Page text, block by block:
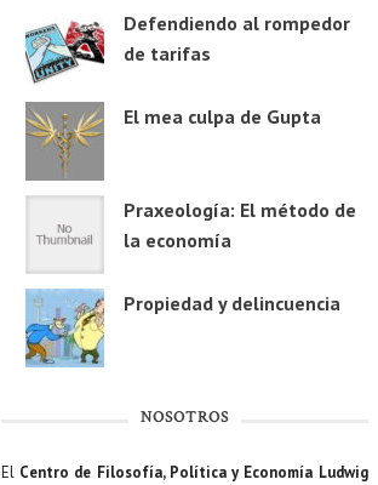
Defendiendo al rompedor
de tarifas
El mea culpa de Gupta
Praxeología: El método de
la economía
Propiedad y delincuencia
NOSOTROS
El Centro de Filosofía, Política y Economía Ludwig